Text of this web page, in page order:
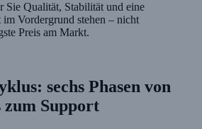
Sie Qualität, Stabilität und eine
Vordergrund stehen – nicht
Preis am Markt.
sechs Phasen von
zum Support